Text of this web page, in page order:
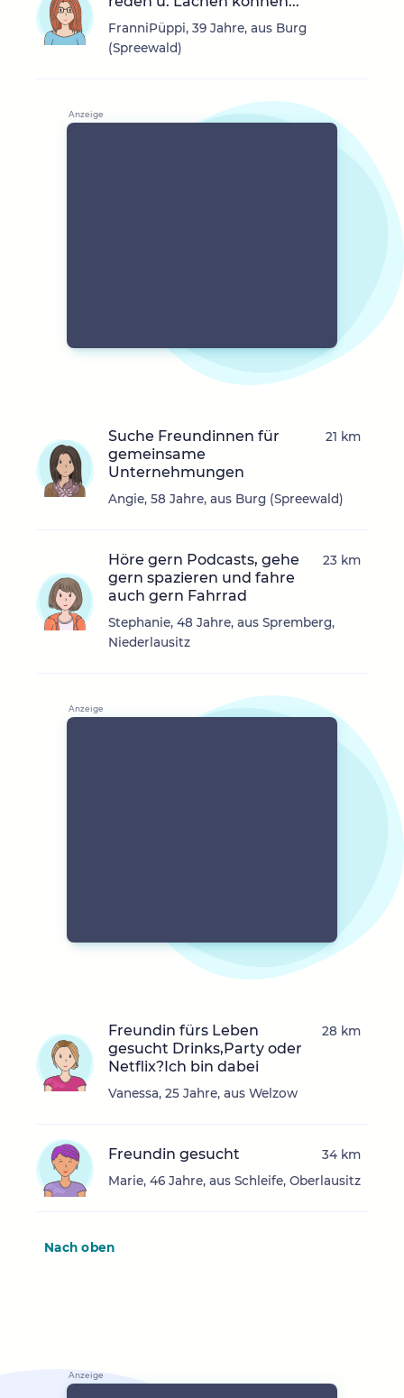
FranniPüppi, 39 Jahre, aus Burg
(Spreewald)
Suche Freundinnen für
gemeinsame
Unternehmungen
Angie, 58 Jahre, aus Burg (Spreewald)
21 km
Höre gern Podcasts, gehe
gern spazieren und fahre
auch gern Fahrrad
Stephanie, 48 Jahre, aus Spremberg,
Niederlausitz
23 km
Freundin fürs Leben
gesucht Drinks,Party oder
Netflix?Ich bin dabei
Vanessa, 25 Jahre, aus Welzow
28 km
Freundin gesucht
Marie, 46 Jahre, aus Schleife, Oberlausitz
34 km
Nach oben